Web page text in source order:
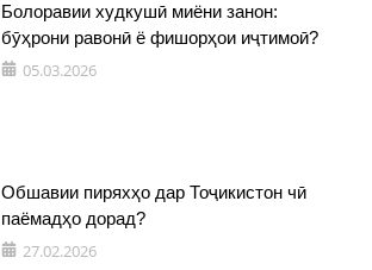
Болоравии худкушӣ миёни занон:
бӯҳрони равонӣ ё фишорҳои иҷтимоӣ?
05.03.2026
Обшавии пиряхҳо дар Тоҷикистон чӣ
паёмадҳо дорад?
27.02.2026